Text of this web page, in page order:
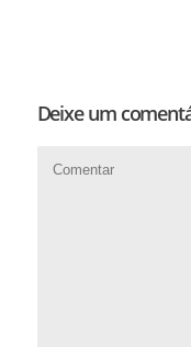
Deixe um